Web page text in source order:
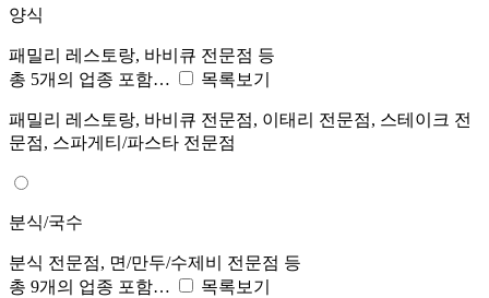
양식
패밀리 레스토랑, 바비큐 전문점 등
총 5개의 업종 포함…
목록보기
패밀리 레스토랑, 바비큐 전문점, 이태리 전문점, 스테이크 전
문점, 스파게티/파스타 전문점
분식/국수
분식 전문점, 면/만두/수제비 전문점 등
총 9개의 업종 포함…
목록보기